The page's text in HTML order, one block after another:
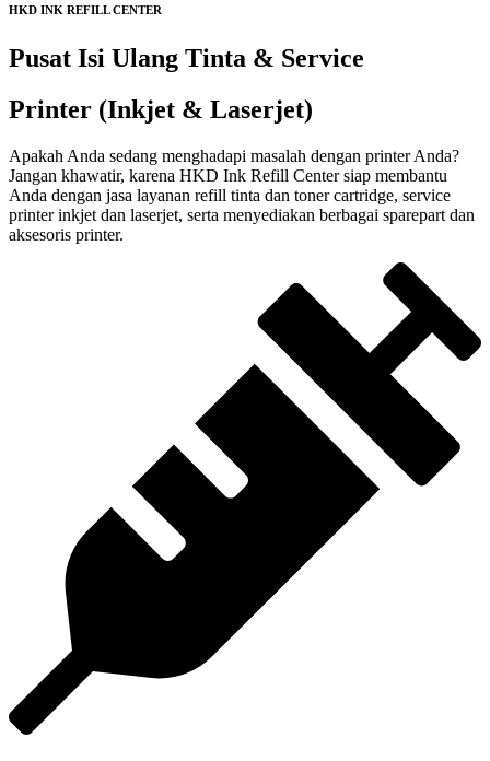
HKD INK REFILL CENTER
Pusat Isi Ulang Tinta & Service
Printer (Inkjet & Laserjet)
Apakah Anda sedang menghadapi masalah dengan printer Anda?
Jangan khawatir, karena HKD Ink Refill Center siap membantu
Anda dengan jasa layanan refill tinta dan toner cartridge, service
printer inkjet dan laserjet, serta menyediakan berbagai sparepart dan
aksesoris printer.